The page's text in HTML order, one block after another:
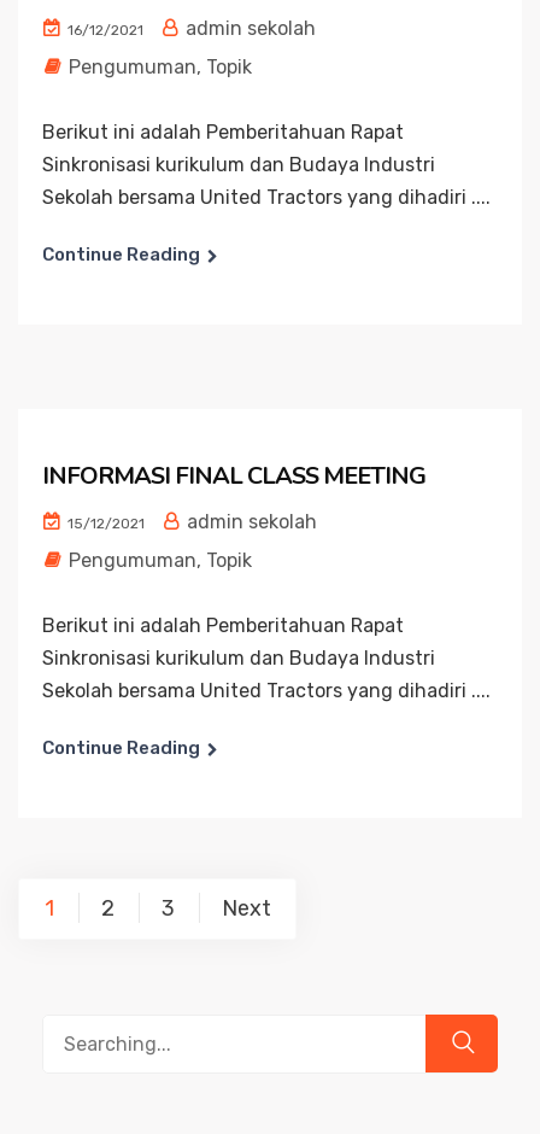
16/12/2021
admin sekolah
Pengumuman, Topik
Berikut ini adalah Pemberitahuan Rapat
Sinkronisasi kurikulum dan Budaya Industri
Sekolah bersama United Tractors yang dihadiri ....
Continue Reading
INFORMASI FINAL CLASS MEETING
15/12/2021
admin sekolah
Pengumuman, Topik
Berikut ini adalah Pemberitahuan Rapat
Sinkronisasi kurikulum dan Budaya Industri
Sekolah bersama United Tractors yang dihadiri ....
Continue Reading
Posts
1 2 3 Next
Search